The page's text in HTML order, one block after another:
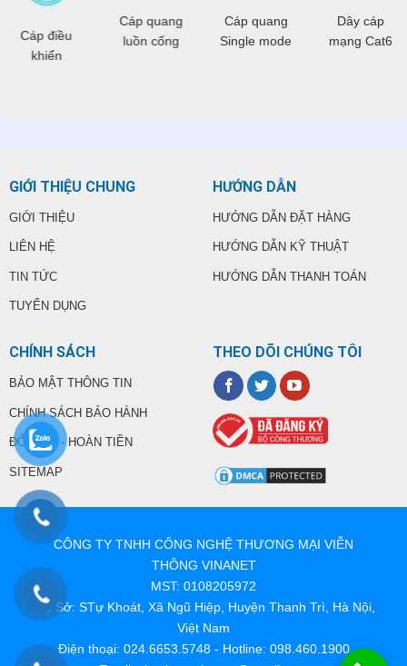
Cáp điều
khiển
Cáp quang
luồn cống
Cáp quang
Single mode
Dây cáp
mạng Cat6
GIỚI THIỆU CHUNG
GIỚI THIỆU
LIÊN HỆ
TIN TỨC
TUYỂN DỤNG
HƯỚNG DẪN
HƯỚNG DẪN ĐẶT HÀNG
HƯỚNG DẪN KỸ THUẬT
HƯỚNG DẪN THANH TOÁN
CHÍNH SÁCH
BẢO MẬT THÔNG TIN
CHÍNH SÁCH BẢO HÀNH
ĐỔI TRẢ - HOÀN TIỀN
SITEMAP
THEO DÕI CHÚNG TÔI
CÔNG TY TNHH CÔNG NGHỆ THƯƠNG MẠI VIỄN
THÔNG VINANET
MST: 0108205972
Trụ Sở: STự Khoát, Xã Ngũ Hiệp, Huyện Thanh Trì, Hà Nội,
Việt Nam
Điện thoại: 024.6653.5748 - Hotline: 098.460.1900